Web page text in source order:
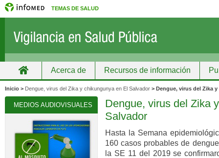
TEMAS DE SALUD
Acerca de Recursos de información
Grupos Recursos de información
Inicio > Dengue, virus del Zika y chikungunya en El Salvador > Dengue, virus del Zika
Dengue, virus del Zika
Salvador
Hasta la Semana
160 casos probables de
la SE 11 del 2019 se
MEDIOS AUDIOVISUALES